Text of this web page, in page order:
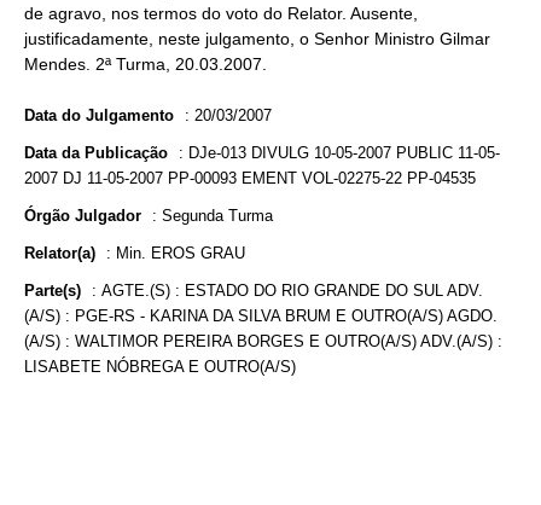
de agravo, nos termos do voto do Relator. Ausente,
justificadamente, neste julgamento, o Senhor Ministro Gilmar
Mendes. 2ª Turma, 20.03.2007.
Data do Julgamento : 20/03/2007
Data da Publicação : DJe-013 DIVULG 10-05-2007 PUBLIC 11-05-
2007 DJ 11-05-2007 PP-00093 EMENT VOL-02275-22 PP-04535
Órgão Julgador : Segunda Turma
Relator(a) : Min. EROS GRAU
Parte(s) : AGTE.(S) : ESTADO DO RIO GRANDE DO SUL ADV.
(A/S) : PGE-RS - KARINA DA SILVA BRUM E OUTRO(A/S) AGDO.
(A/S) : WALTIMOR PEREIRA BORGES E OUTRO(A/S) ADV.(A/S) :
LISABETE NÓBREGA E OUTRO(A/S)